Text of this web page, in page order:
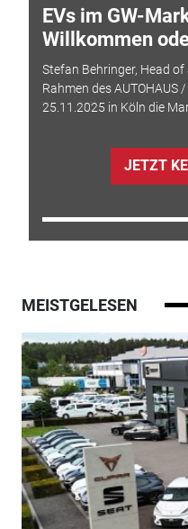
EVs im GW-
Willkommen
Stefan Behringer, Head
Rahmen des AUTOHAUS
25.11.2025 in Köln die
JETZT
MEISTGELESEN